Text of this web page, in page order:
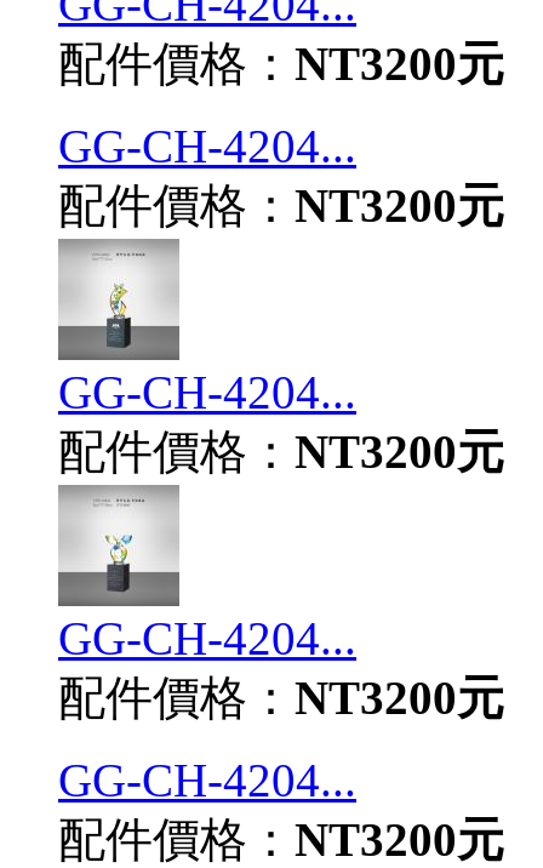
配件價格： NT3200元
GG-CH-4204...
配件價格： NT3200元
GG-CH-4204...
配件價格： NT3200元
GG-CH-4204...
配件價格： NT3200元
GG-CH-4204...
配件價格： NT3200元